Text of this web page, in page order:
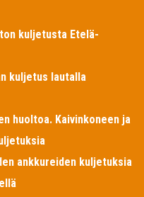
kuljetusta Etelä-
kuljetus lautalla
huoltoa. Kaivinkoneen ja
ankkureiden kuljetuksia